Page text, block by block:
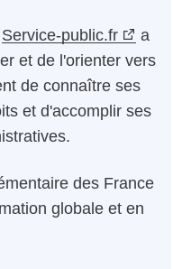
Service-public.fr
a
et de l'orienter vers
de connaître ses
et d'accomplir ses
des France
globale et en